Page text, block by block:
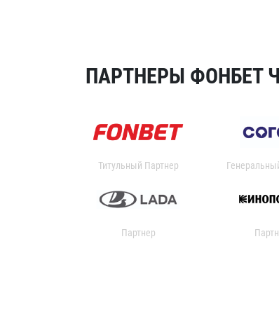
ПАРТНЕРЫ ФОНБЕТ
Титульный Партнер
Партнер